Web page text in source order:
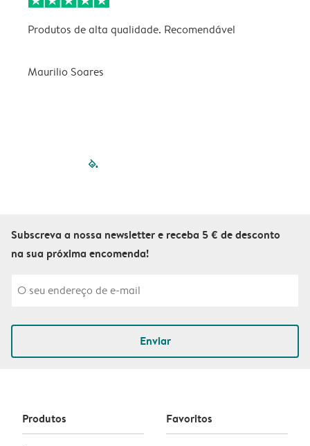
Produtos de alta qualidade. Recomendável
Maurilio Soares
filled-pagination
Subscreva a nossa newsletter e receba 5 € de desconto
na sua próxima encomenda!
Enviar
Produtos Favoritos